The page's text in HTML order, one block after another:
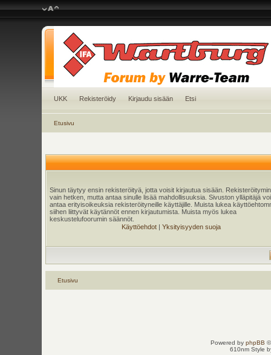
UKK Rekisteröidy Kirjaudu sisään Etsi
Etusivu
Sinun täytyy ensin rekisteröityä, jotta voisit kirjautua sisään.
vain hetken, mutta antaa sinulle lisää mahdollisuuksia. Sivuston ylläpitäjä
antaa erityisoikeuksia rekisteröityneille käyttäjille. Muista lukea
siihen liittyvät käytännöt ennen kirjautumista. Muista myös lukea
keskustelufoorumin säännöt.
Käyttöehdot| Yksityisyyden suoja
Etusivu
Powered by phpBB
610nm Style